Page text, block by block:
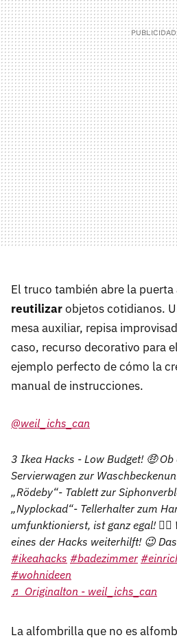
El truco también abre la puerta
reutilizarobjetos cotidianos.
mesa auxiliar, repisa
caso, recurso decorativo para
ejemplo perfecto de cómo la
manual de instrucciones.
@weil_ichs_can
3 Ikea Hacks - Low Budget! 🤑
Servierwagen zur
„Rödeby“- Tablett zur
„Nyplockad“- Tellerhalter zum
umfunktionierst, ist ganz egal!
eines der Hacks weiterhilft! 😉
#ikeahacks #badezimmer
#wohnideen
♬ Originalton - weil_ichs_can
La alfombrilla que no es